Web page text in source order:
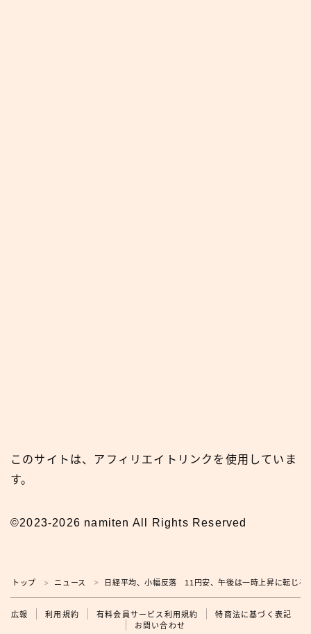
広報
このサイトは、アフィリエイトリンクを使用していま
す。
©2023-2026 namiten All Rights Reserved
トップ ＞ ニュース ＞ 日経平均、小幅反落 11円安、午後は一時上昇に転じる
広報 利用規約 有料会員サービス利用規約
特商法に基づく表記
お問い合わせ